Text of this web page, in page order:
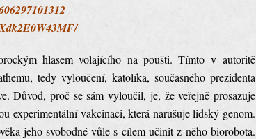
hlasem volajícího na poušti. Tímto v autoritě
tedy vyloučení, katolíka, současného prezidenta
Důvod, proč se sám vyloučil, je, že veřejně prosazuje
experimentální vakcinaci, která narušuje lidský genom.
jeho svobodné vůle s cílem učinit z něho biorobota.